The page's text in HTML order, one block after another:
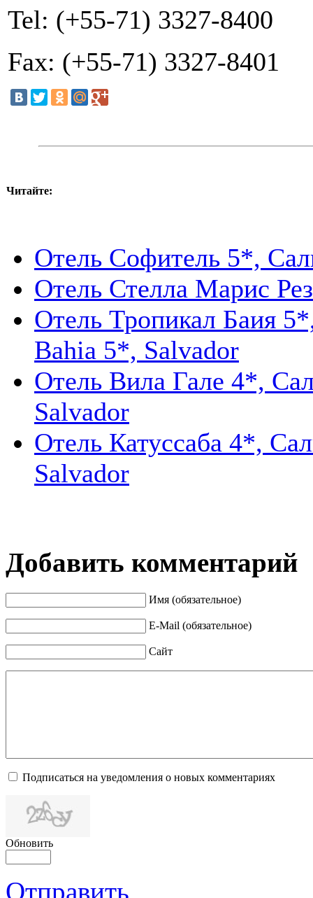
Tel: (+55-71) 3327-8400
Fax: (+55-71) 3327-8401
Читайте:
Отель Софитель 5*,
Отель Стелла Марис
Отель Тропикал Баия
Bahia 5*, Salvador
Отель Вила Гале 4*,
Salvador
Отель Катуссаба 4*,
Salvador
Добавить комментарий
Имя (обязательное)
E-Mail (обязательное)
Сайт
Подписаться на уведомления о новых комментариях
Обновить
Отправить